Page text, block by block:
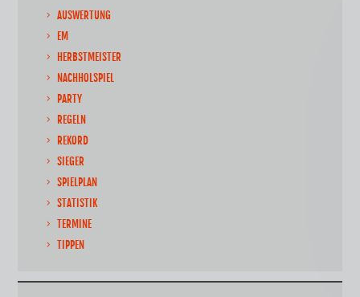
AUSWERTUNG
EM
HERBSTMEISTER
NACHHOLSPIEL
PARTY
REGELN
REKORD
SIEGER
SPIELPLAN
STATISTIK
TERMINE
TIPPEN